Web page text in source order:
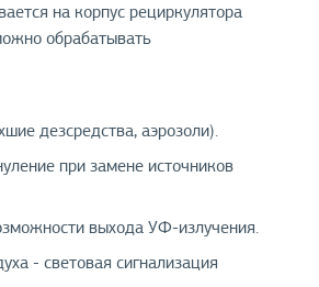
на корпус рециркулятора
обрабатывать
дезсредства, аэрозоли).
при замене источников
выхода УФ-излучения.
- световая сигнализация